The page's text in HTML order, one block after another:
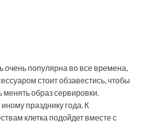
очень популярна во все времена,
стоит обзавестись, чтобы
образ сервировки.
празднику года. К
клетка подойдет вместе с